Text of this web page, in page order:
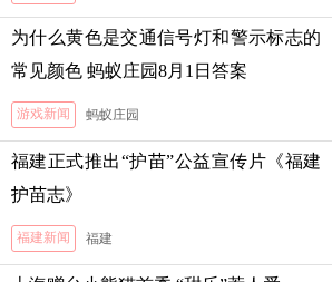
为什么黄色是交通信号灯和警示标志的
常见颜色 蚂蚁庄园8月1日答案
游戏新闻 蚂蚁庄园
福建正式推出“护苗”公益宣传片《福建
护苗志》
福建新闻 福建